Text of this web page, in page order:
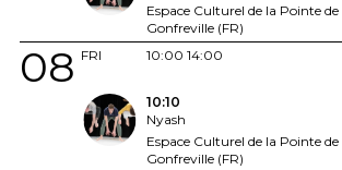
Espace Culturel de la Pointe
Gonfreville (FR)
FRI
08 10:00 14:00
10:10
Nyash
Espace Culturel de la Pointe
Gonfreville (FR)